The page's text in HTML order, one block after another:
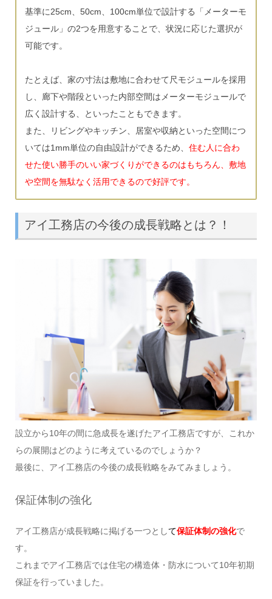
基準に25cm、50cm、100cm単位で設計する「メーターモ
ジュール」の2つを用意することで、状況に応じた選択が
可能です。
たとえば、家の寸法は敷地に合わせて尺モジュールを採用
し、廊下や階段といった内部空間はメーターモジュールで
広く設計する、といったこともできます。
また、リビングやキッチン、居室や収納といった空間につ
いては1mm単位の自由設計ができるため、 住む人に合わ
せた使い勝手のいい家づくりができるのはもちろん、敷地
や空間を無駄なく活用できるので好評です。
アイ工務店の今後の成長戦略とは？！
設立から10年の間に急成長を遂げたアイ工務店ですが、これか
らの展開はどのように考えているのでしょうか？
最後に、アイ工務店の今後の成長戦略をみてみましょう。
保証体制の強化
アイ工務店が成長戦略に掲げる一つとして保証体制の強化で
す。
これまでアイ工務店では住宅の構造体・防水について10年初期
保証を行っていました。